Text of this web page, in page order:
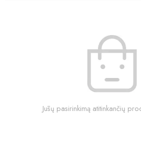
Jūsų pasirinkimą atitinkančių